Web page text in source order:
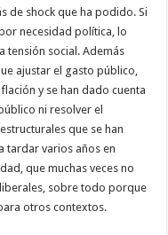
de shock que ha podido. Si
necesidad política, lo
tensión social. Además
ajustar el gasto público,
y se han dado cuenta
ni resolver el
que se han
tardar varios años en
que muchas veces no
sobre todo porque
otros contextos.